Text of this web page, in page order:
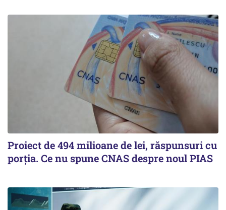
Proiect de 494 milioane de lei, răspunsuri cu
porția. Ce nu spune CNAS despre noul PIAS